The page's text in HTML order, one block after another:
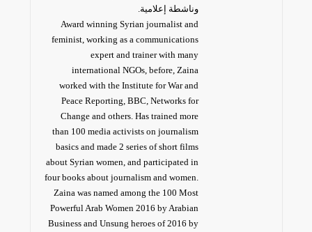
وناشطة إعلامية.
Award winning Syrian journalist and
feminist, working as a communications
expert and trainer with many
international NGOs, before, Zaina
worked with the Institute for War and
Peace Reporting, BBC, Networks for
Change and others. Has trained more
than 100 media activists on journalism
basics and made 2 series of short films
about Syrian women, and participated in
four books about journalism and women.
Zaina was named among the 100 Most
Powerful Arab Women 2016 by Arabian
Business and Unsung heroes of 2016 by